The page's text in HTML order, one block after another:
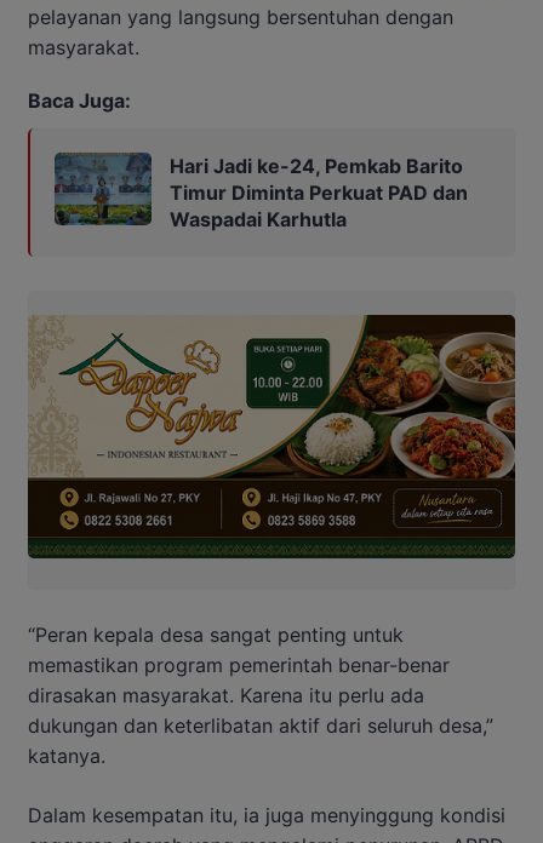
pelayanan yang langsung bersentuhan dengan
masyarakat.
Baca Juga:
Hari Jadi ke-24, Pemkab Barito
Timur Diminta Perkuat PAD dan
Waspadai Karhutla
“Peran kepala desa sangat penting untuk
memastikan program pemerintah benar-benar
dirasakan masyarakat. Karena itu perlu ada
dukungan dan keterlibatan aktif dari seluruh desa,”
katanya.
Dalam kesempatan itu, ia juga menyinggung kondisi